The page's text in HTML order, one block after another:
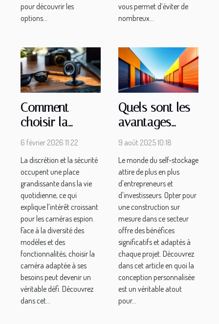
pour découvrir les
options...
vous permet d’éviter de
nombreux...
Comment
choisir la
caméra espion
besoins ?
6 février 2026 11:22
La discrétion et la sécurité
occupent une place
grandissante dans la vie
quotidienne, ce qui
explique l’intérêt croissant
pour les caméras espion.
Face à la diversité des
modèles et des
fonctionnalités, choisir la
caméra adaptée à ses
besoins peut devenir un
véritable défi. Découvrez
dans cet...
Quels sont les
avantages
d'une
self-stockage
sur mesure ?
9 août 2025 10:18
Le monde du self-stockage
attire de plus en plus
d'entrepreneurs et
d'investisseurs. Opter pour
une construction sur
mesure dans ce secteur
offre des bénéfices
significatifs et adaptés à
chaque projet. Découvrez
dans cet article en quoi la
conception personnalisée
est un véritable atout
pour...